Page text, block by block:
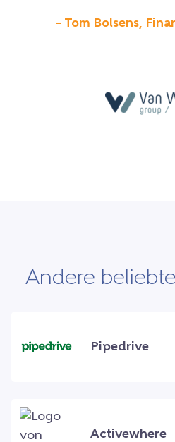
– Tom Bolsens,
Andere
Pipedrive
Activewhere